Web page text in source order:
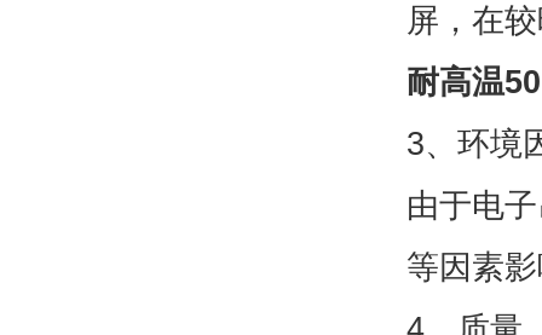
屏，在
耐高温
3、环境
由于电
等因素